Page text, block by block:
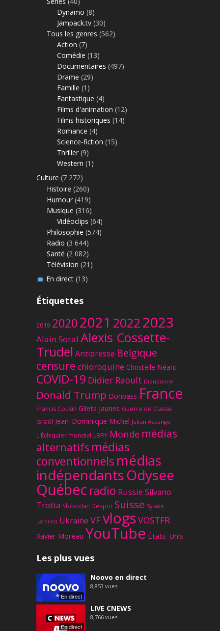
Dynamo (8)
Jampack.tv (30)
Tous les genres (562)
Action (7)
Comédie (13)
Documentaires (497)
Drame (29)
Famille (1)
Fantastique (4)
Films d'animation (12)
Films historiques (14)
Romance (4)
Science-fiction (15)
Thriller (9)
Western (1)
Culture (7 272)
Histoire (260)
Humour (419)
Musique (316)
Vidéoclips (64)
Philosophie (574)
Radio (3 644)
Santé (2 082)
Télévision (21)
En direct(13)
Étiquettes
2019 20202021 20222023
Alain Soral Alexis Cossette-
Trudel Antipresse Belgique
censure chloroquine Christelle Néant
COVID-19 Didier Raoult Dieudonné
Donald Trump Donbass France
Francis Cousin Gilets jaunes Guerre de Classe
Israël Jean-Dominique Michel Julian Assange
L'Échiquier mondial LBRY Monde médias
alternatifs médias
conventionnels médias
indépendantsOdysee
Québec radio Russie Silvano
Trotta Slobodan Despot Suisse Sylvain
Laforest Ukraine VFvlogs VOSTFR
Xavier Moreau YouTube États-Unis
Les plus vues
En direct
Noovo en direct
8,853 vues
En direct
LIVE CNEWS
8,766 vues